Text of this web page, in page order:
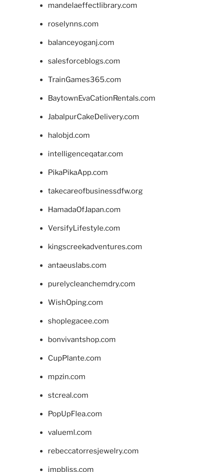
mandelaeffectlibrary.com
roselynns.com
balanceyoganj.com
salesforceblogs.com
TrainGames365.com
BaytownEvaCationRentals.com
JabalpurCakeDelivery.com
halobjd.com
intelligenceqatar.com
PikaPikaApp.com
takecareofbusinessdfw.org
HamadaOfJapan.com
VersifyLifestyle.com
kingscreekadventures.com
antaeuslabs.com
purelycleanchemdry.com
WishOping.com
shoplegacee.com
bonvivantshop.com
CupPlante.com
mpzin.com
stcreal.com
PopUpFlea.com
valueml.com
rebeccatorresjewelry.com
jmpbliss.com